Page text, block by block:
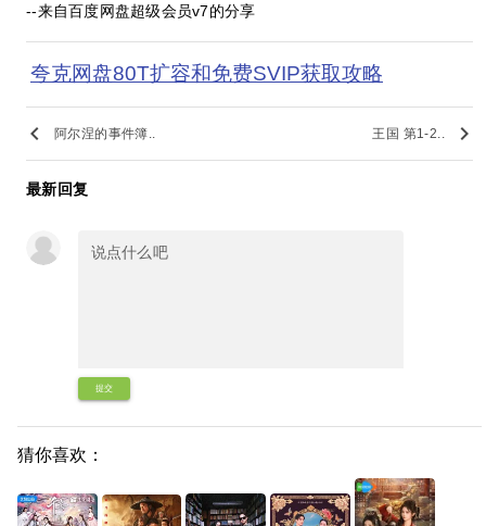
--来自百度网盘超级会员v7的分享
夸克网盘80T扩容和免费SVIP获取攻略
keyboard_arrow_left 阿尔涅的事件簿.. 王国 第1-2.. keyboard_arrow_right
最新回复
提交
猜你喜欢：